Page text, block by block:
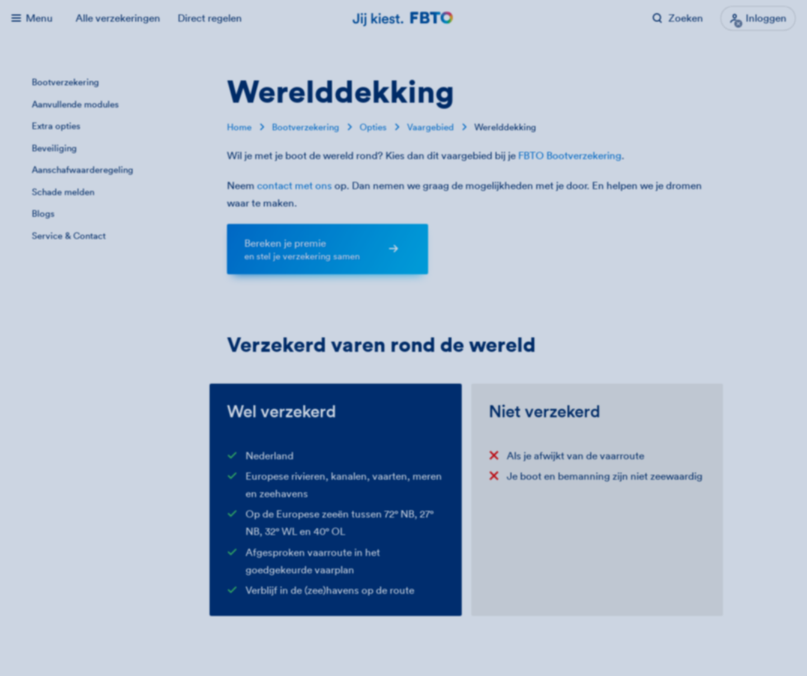
Menu Alle verzekeringen Direct regelen Zoeken Inloggen
Bootverzekering
Aanvullende modules
Extra opties
Beveiliging
Aanschafwaarderegeling
Schade melden
Blogs
Service & Contact
Werelddekking
Home Bootverzekering Opties Vaargebied Werelddekking
Wil je met je boot de wereld rond? Kies dan dit vaargebied bij jeFBTO Bootverzekering.
Neemcontact met onsop. Dan nemen we graag de mogelijkheden met je door. En helpen we je dromen
waar te maken.
Bereken je premie
en stel je verzekering samen
Verzekerd varen rond de wereld
Wel verzekerd
Nederland
Europese rivieren, kanalen, vaarten, meren
en zeehavens
Op de Europese zeeën tussen 72° NB, 27°
NB, 32° WL en 40° OL
Afgesproken vaarroute in het
goedgekeurde vaarplan
Verblijf in de (zee)havens op de route
Niet verzekerd
Als je afwijkt van de vaarroute
Je boot en bemanning zijn niet zeewaardig